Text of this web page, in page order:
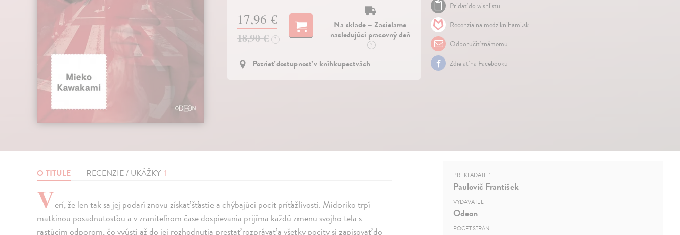
17,96 €
18,90 € ?
Na sklade – Zasielame
nasledujúci pracovný deň
?
Pozrieť dostupnosť v kníhkupectvách
Pridať do wishlistu
Recenzia na medziknihami.sk
Odporučiť známemu
Zdielať na Facebooku
O TITULE RECENZIE / UKÁŽKY 1
Verí, že len tak sa jej podarí znovu získať šťastie a chýbajúci pocit príťažlivosti. Midoriko trpí
matkinou posadnutosťou a v zraniteľnom čase dospievania prijíma každú zmenu svojho tela s
rastúcim odporom, čo vyústi až do jej rozhodnutia prestať rozprávať a všetky pocity si zapisovať do
PREKLADATEĽ
Paulovič František
VYDAVATEĽ
Odeon
POČET STRÁN